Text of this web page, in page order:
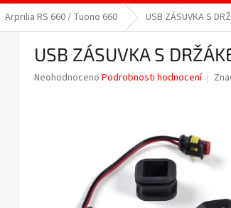
Arprilia RS 660 / Tuono 660 USB ZÁSUVKA S
USB ZÁSUVKA S
Průměrné
Neohodnoceno Podrobnosti hodnocení